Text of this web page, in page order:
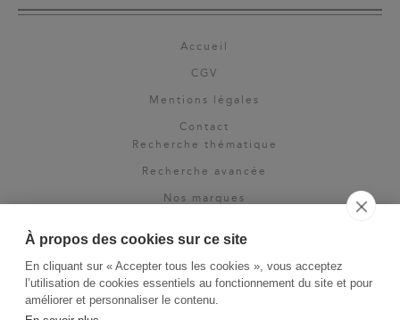
À propos des cookies sur ce site
En cliquant sur « Accepter tous les cookies », vous acceptez
l’utilisation de cookies essentiels au fonctionnement du site et pour
améliorer et personnaliser le contenu.
Accueil
CGV
Mentions légales
Contact
Recherche thématique
Recherche avancée
Nos marques
Espace pro
Newsletter
La Vie des Classiques